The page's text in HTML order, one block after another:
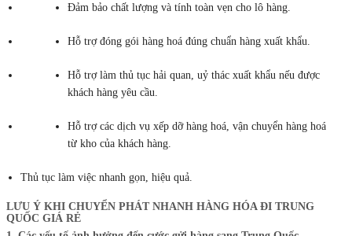
Đảm bảo chất lượng và tính toàn vẹn cho lô hàng.
Hỗ trợ đóng gói hàng hoá đúng chuẩn hàng xuất khẩu.
Hỗ trợ làm thủ tục hải quan, uỷ thác xuất khẩu nếu được
khách hàng yêu cầu.
Hỗ trợ các dịch vụ xếp dỡ hàng hoá, vận chuyển hàng hoá
từ kho của khách hàng.
Thủ tục làm việc nhanh gọn, hiệu quả.
LƯU Ý KHI CHUYỂN PHÁT NHANH HÀNG HÓA ĐI TRUNG
QUỐC GIÁ RẺ